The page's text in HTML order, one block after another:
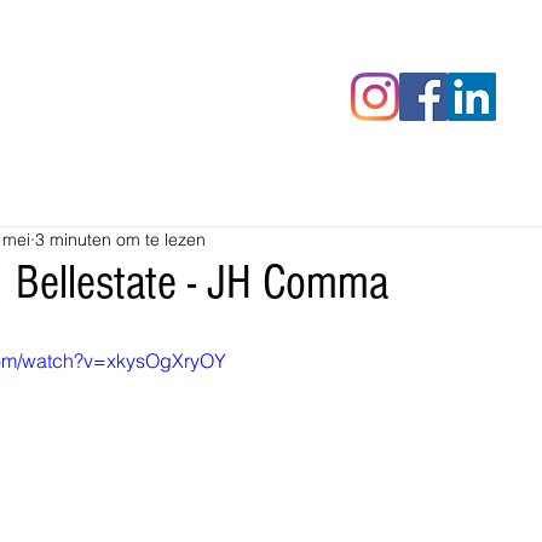
- JH Comma
3 minuten om te lezen
watch?v=xkysOgXryOY